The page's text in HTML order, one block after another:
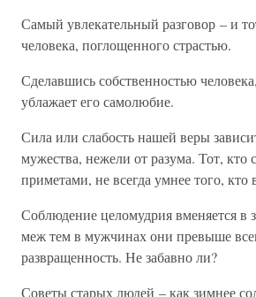
Самый увлекательный разговор – и
человека, поглощенного страстью.
Сделавшись собственностью
ублажает его самолюбие.
Сила или слабость нашей веры
мужества, нежели от разума. Тот, кто
приметами, не всегда умнее того, кто
Соблюдение целомудрия вменяется в
меж тем в мужчинах они превыше
развращенность. Не забавно ли?
Советы старых людей – как зимнее